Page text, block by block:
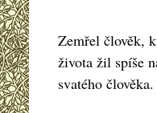
Zemřel člověk,
života žil spíše
svatého člověka.